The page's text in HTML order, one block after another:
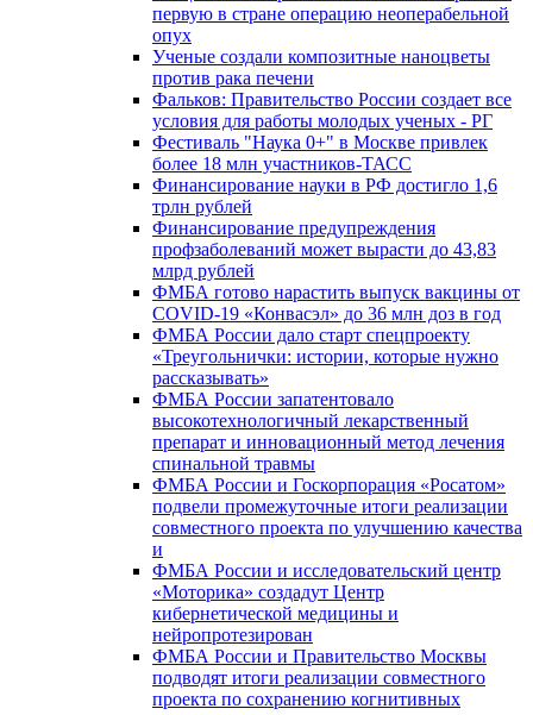
первую в стране операцию неоперабельной
опух
Ученые создали композитные наноцветы
против рака печени
Фальков: Правительство России создает все
условия для работы молодых ученых - РГ
Фестиваль "Наука 0+" в Москве привлек
более 18 млн участников-ТАСС
Финансирование науки в РФ достигло 1,6
трлн рублей
Финансирование предупреждения
профзаболеваний может вырасти до 43,83
млрд рублей
ФМБА готово нарастить выпуск вакцины от
COVID-19 «Конвасэл» до 36 млн доз в год
ФМБА России дало старт спецпроекту
«Треугольнички: истории, которые нужно
рассказывать»
ФМБА России запатентовало
высокотехнологичный лекарственный
препарат и инновационный метод лечения
спинальной травмы
ФМБА России и Госкорпорация «Росатом»
подвели промежуточные итоги реализации
совместного проекта по улучшению качества
и
ФМБА России и исследовательский центр
«Моторика» создадут Центр
кибернетической медицины и
нейропротезирован
ФМБА России и Правительство Москвы
подводят итоги реализации совместного
проекта по сохранению когнитивных